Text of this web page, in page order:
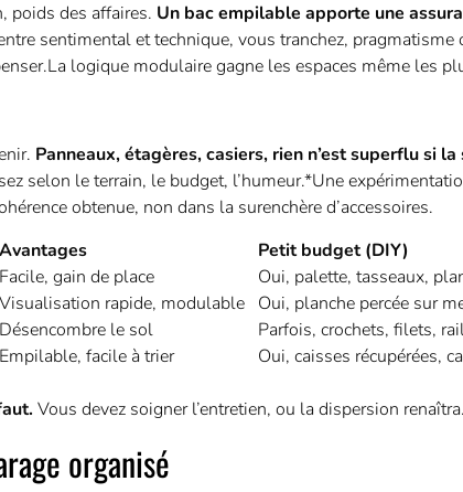
poids des affaires. Un bac empilable apporte une
sentimental et technique, vous tranchez, pragmatisme
logique modulaire gagne les espaces même les
Panneaux, étagères, casiers, rien n’est superflu si
selon le terrain, le budget, l’humeur.*Une
obtenue, non dans la surenchère d’accessoires.
Avantages
Petit budget (DIY)
Facile, gain de place
Oui, palette, tasseaux,
Visualisation rapide, modulable Oui, planche percée sur
Désencombre le sol
Parfois, crochets, filets,
Empilable, facile à trier Oui, caisses récupérées,
Vous devez soigner l’entretien, ou la dispersion renaîtra.
organisé